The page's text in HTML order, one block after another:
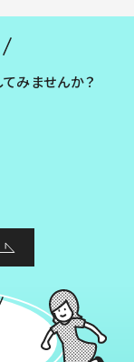
みませんか？